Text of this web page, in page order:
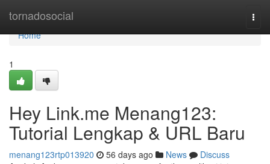
tornadosocial
Home
Home
1
Hey Link.me Menang123:
Tutorial Lengkap & URL Baru
menang123rtp013920 56 days ago News
Discuss